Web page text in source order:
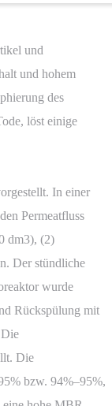
und
und hohem
des
löst einige
In einer
Permeatfluss
dm3), (2)
Der stündliche
wurde
Rückspülung mit
Die
bzw. 94%–95%,